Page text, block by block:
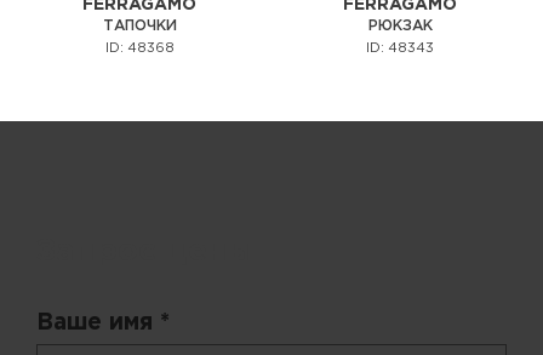
FERRAGAMO
ТАПОЧКИ
ID: 48368
FERRAGAMO
РЮКЗАК
ID: 48343
Ваше имя *